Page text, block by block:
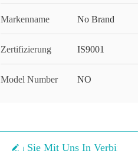
Markenname No Brand
Zertifizierung IS9001
Model Number NO
Treten Sie Mit Uns In Verbindung